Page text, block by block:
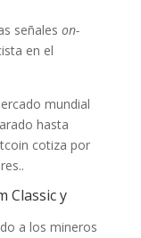
señales on-
en el
mundial
hasta
cotiza por
Classic y
a los mineros